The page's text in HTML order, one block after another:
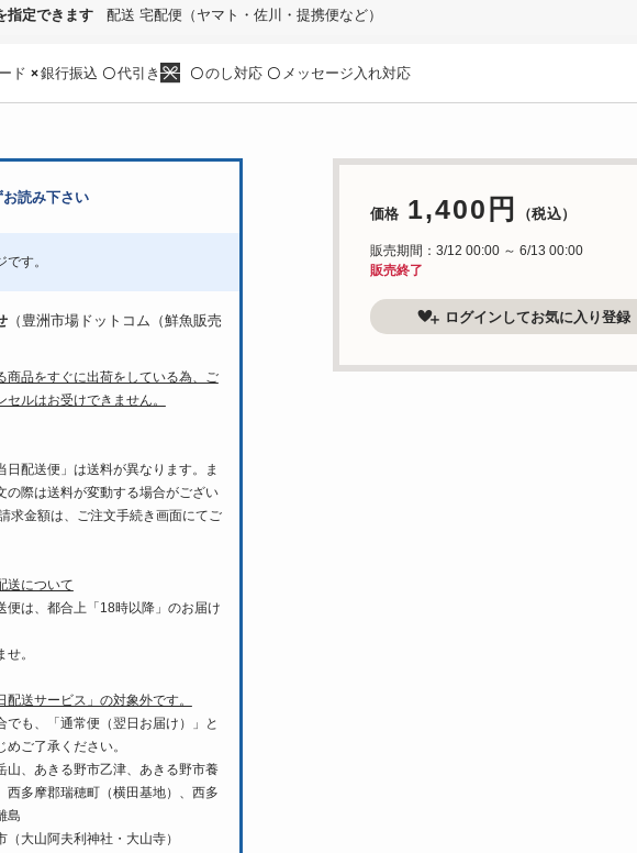
指定できます 配送 宅配便（ヤマト・佐川・提携便など）
ド ×銀行振込 〇代引き 〇のし対応 〇 メッセージ入れ対応
価格 1,400円 （税込）
販売期間：3/12 00:00 ～ 6/13 00:00
販売終了
ログインしてお気に入り登録
読み下さい
す。
（豊洲市場ドットコム（鮮魚販売
品をすぐに出荷をしている為、ご
ルはお受けできません。
日配送便」は送料が異なります。ま
の際は送料が変動する場合がござい
求金額は、ご注文手続き画面にてご
送について
便は、都合上「18時以降」のお届け
。
送サービス」の対象外です。
でも、「通常便（翌日お届け）」と
ご了承ください。
山、あきる野市乙津、あきる野市養
西多摩郡瑞穂町（横田基地）、西多
島
（大山阿夫利神社・大山寺）